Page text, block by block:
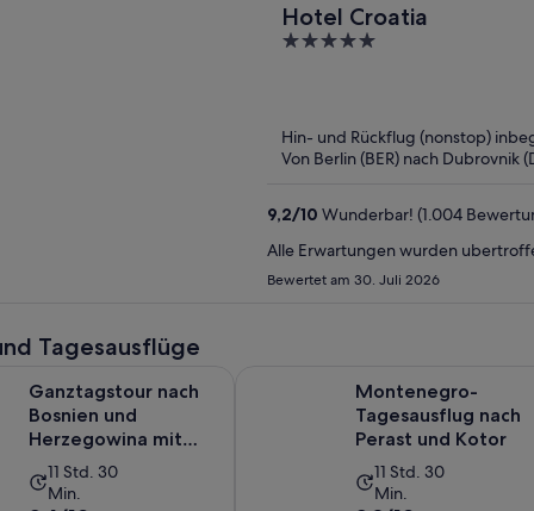
Hotel Croatia
5
Hin- und Rückflug (nonstop)
Von Berlin (BER) nach Dubrovnik
9,2/10 Wunderbar! (1.004
Alle Erwartungen wurden
Bewertet am 30. Juli 2026
Tagesausflüge
Ganztagstour nach
Bosnien und
Herzegowina mit
Mostar und
Medjugorje
Die
Aktivität
11 Std. 30
Min.
Montenegro-
Tagesausflug nach
Perast und Kotor
Die
Aktivität
11 Std. 30
Min.